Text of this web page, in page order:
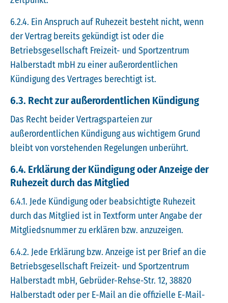
6.2.4. Ein Anspruch auf Ruhezeit besteht nicht, wenn
der Vertrag bereits gekündigt ist oder die
Betriebsgesellschaft Freizeit- und Sportzentrum
Halberstadt mbH zu einer außerordentlichen
Kündigung des Vertrages berechtigt ist.
6.3. Recht zur außerordentlichen Kündigung
Das Recht beider Vertragsparteien zur
außerordentlichen Kündigung aus wichtigem Grund
bleibt von vorstehenden Regelungen unberührt.
6.4. Erklärung der Kündigung oder Anzeige der
Ruhezeit durch das Mitglied
6.4.1. Jede Kündigung oder beabsichtigte Ruhezeit
durch das Mitglied ist in Textform unter Angabe der
Mitgliedsnummer zu erklären bzw. anzuzeigen.
6.4.2. Jede Erklärung bzw. Anzeige ist per Brief an die
Betriebsgesellschaft Freizeit- und Sportzentrum
Halberstadt mbH, Gebrüder-Rehse-Str. 12, 38820
Halberstadt oder per E-Mail an die offizielle E-Mail-